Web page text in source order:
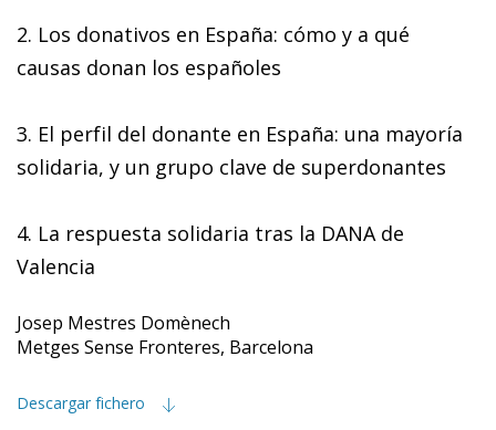
2. Los donativos en España: cómo y a qué
causas donan los españoles
3. El perfil del donante en España: una mayoría
solidaria, y un grupo clave de superdonantes
4. La respuesta solidaria tras la DANA de
Valencia
Josep Mestres Domènech
Metges Sense Fronteres, Barcelona
Descargar fichero